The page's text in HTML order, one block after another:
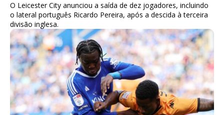
O Leicester City anunciou a saída de dez jogadores, incluindo
o lateral português Ricardo Pereira, após a descida à terceira
divisão inglesa.